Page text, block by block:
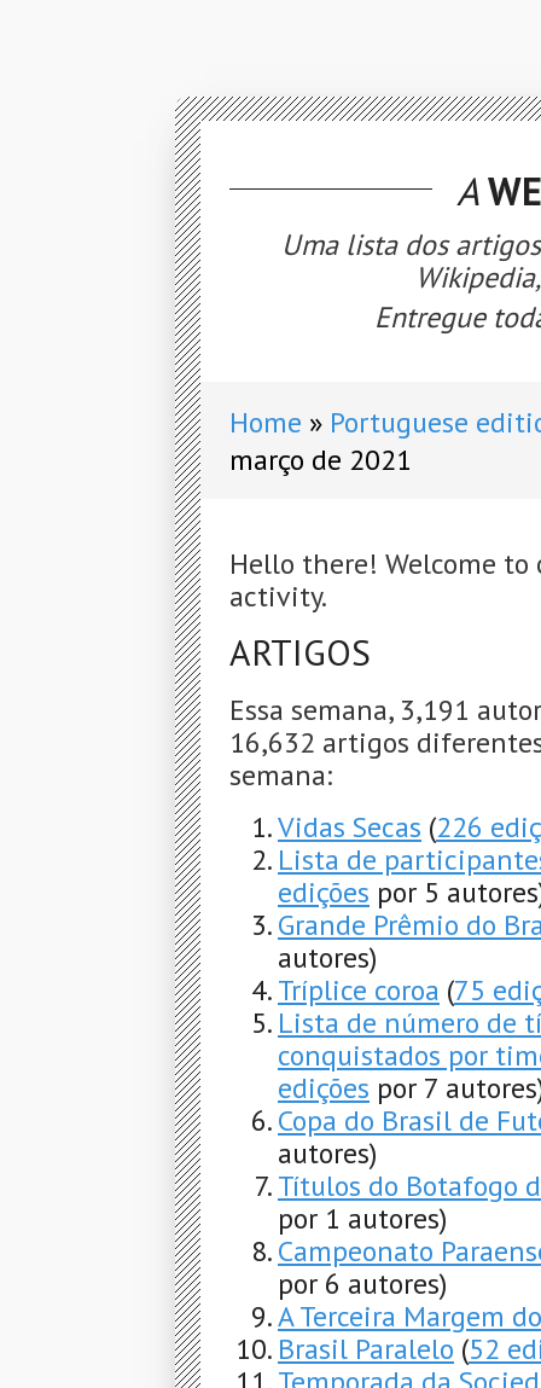
A
Uma lista dos
Entregue
Home
Portuguese
março de 2021
Hello there! Welcome
activity.
ARTIGOS
Essa semana, 3,191
16,632 artigos
semana:
Vidas Secas (226
Lista de
edições por 5
Grande Prêmio do
autores)
Tríplice coroa (75
Lista de número de
conquistados por
edições por 7
Copa do Brasil de
autores)
Títulos do Botafogo
por 1 autores)
Campeonato
por 6 autores)
A Terceira Margem
Brasil Paralelo (52